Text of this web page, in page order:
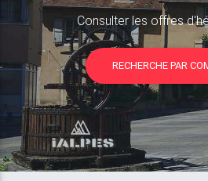
Consulter les offres
RECHERCHE PAR